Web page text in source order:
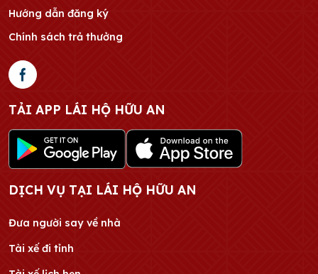
Hướng dẫn đăng ký
Chính sách trả thưởng
TẢI APP LÁI HỘ HỮU AN
DỊCH VỤ TẠI LÁI HỘ HỮU AN
Đưa người say về nhà
Tài xế đi tỉnh